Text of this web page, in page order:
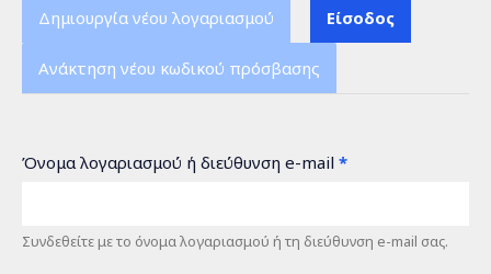
Δημιουργία νέου λογαριασμού Είσοδος(ενεργή
Ανάκτηση νέου κωδικού πρόσβασης
Όνομα λογαριασμού ή διεύθυνση e-mail *
Συνδεθείτε με το όνομα λογαριασμού ή τη διεύθυνση e-mail σας.